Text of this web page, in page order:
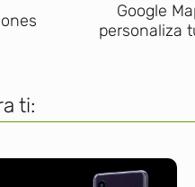
Google
personaliza
ti: